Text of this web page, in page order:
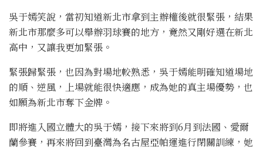
吳于嫣笑說，當初知道新北市拿到主辦權後就很緊張，結果
新北市那麼多可以舉辦羽球賽的地方，竟然又剛好選在新北
高中，又讓我更加緊張。
緊張歸緊張，也因為對場地較熟悉，吳于嫣能明確知道場地
的順、逆風，上場就能很快適應，成為她的真主場優勢，也
如願為新北市奪下金牌。
即將進入國立體大的吳于嫣，接下來將到6月到法國、愛爾
蘭參賽，再來將回到臺灣為名古屋亞帕運進行閉關訓練，她